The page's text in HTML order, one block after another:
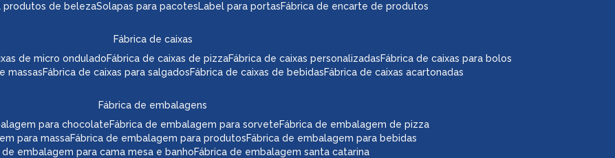
produtos de beleza label para portas
solapas para pacotes
fábrica de encarte de produtos
fábrica de caixas
de micro ondulado fábrica de caixas de pizza fábrica de caixas personalizadas
massas fábrica de caixas de bebidas
fábrica de caixas para salgados
fábrica de caixas para bolos
fábrica de caixas acartonadas
fábrica de embalagens
para chocolate fábrica de embalagem para sorvete fábrica de embalagem de pizza
para massa fábrica de embalagem para produtos fábrica de embalagem para bebidas
de embalagem para cama mesa e banho fábrica de embalagem santa catarina